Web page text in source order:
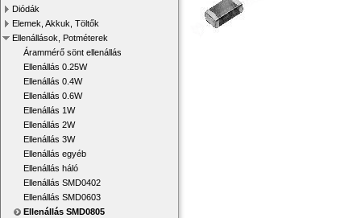
Diódák
Elemek, Akkuk, Töltők
Ellenállások, Potméterek
Árammérő sönt ellenállás
Ellenállás 0.25W
Ellenállás 0.4W
Ellenállás 0.6W
Ellenállás 1W
Ellenállás 2W
Ellenállás 3W
Ellenállás egyéb
Ellenállás háló
Ellenállás SMD0402
Ellenállás SMD0603
Ellenállás SMD0805